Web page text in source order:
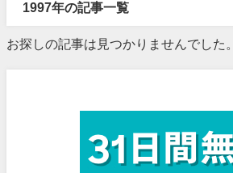
1997年の記事一覧
お探しの記事は見つかりませんでした。